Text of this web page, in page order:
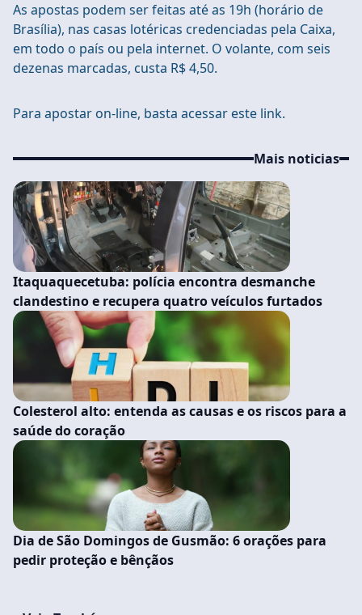
As apostas podem ser feitas até as 19h (horário de
Brasília), nas casas lotéricas credenciadas pela Caixa,
em todo o país ou pela internet. O volante, com seis
dezenas marcadas, custa R$ 4,50.
Para apostar on-line, basta acessar este link.
Mais noticias
Itaquaquecetuba: polícia encontra desmanche
clandestino e recupera quatro veículos furtados
Colesterol alto: entenda as causas e os riscos para a
saúde do coração
Dia de São Domingos de Gusmão: 6 orações para
pedir proteção e bênçãos